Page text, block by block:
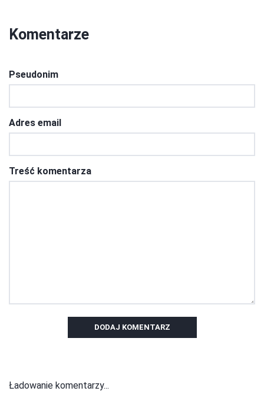
Komentarze
Pseudonim
Adres email
Treść komentarza
DODAJ KOMENTARZ
Ładowanie komentarzy...